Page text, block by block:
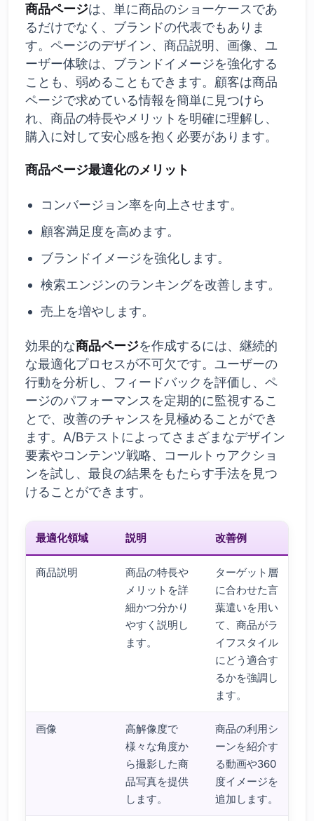
商品ページは、単に商品のショーケースであ
るだけでなく、ブランドの代表でもありま
す。ページのデザイン、商品説明、画像、ユ
ーザー体験は、ブランドイメージを強化する
ことも、弱めることもできます。顧客は商品
ページで求めている情報を簡単に見つけら
れ、商品の特長やメリットを明確に理解し、
購入に対して安心感を抱く必要があります。
商品ページ最適化のメリット
コンバージョン率を向上させます。
顧客満足度を高めます。
ブランドイメージを強化します。
検索エンジンのランキングを改善します。
売上を増やします。
効果的な商品ページを作成するには、継続的
な最適化プロセスが不可欠です。ユーザーの
行動を分析し、フィードバックを評価し、ペ
ージのパフォーマンスを定期的に監視するこ
とで、改善のチャンスを見極めることができ
ます。A/Bテストによってさまざまなデザイン
要素やコンテンツ戦略、コールトゥアクショ
ンを試し、最良の結果をもたらす手法を見つ
けることができます。
最適化領域 説明 改善例
商品説明
商品の特長や
メリットを詳
細かつ分かり
やすく説明し
ます。
ターゲット層
に合わせた言
葉遣いを用い
て、商品がラ
イフスタイル
にどう適合す
るかを強調し
ます。
画像
高解像度で
様々な角度か
ら撮影した商
品写真を提供
します。
商品の利用シ
ーンを紹介す
る動画や360
度イメージを
追加します。